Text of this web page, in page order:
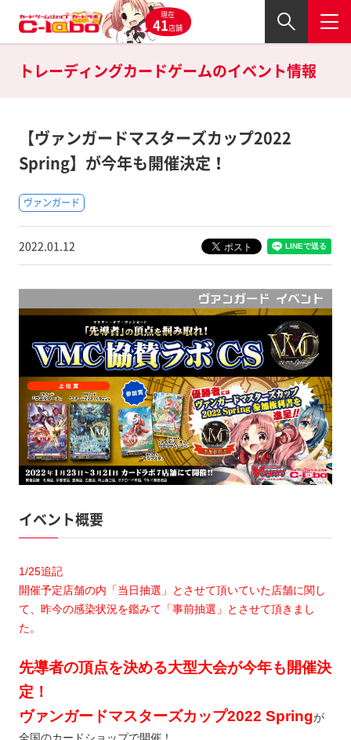
現在
41店舗
トレーディングカードゲームのイベント情報
【ヴァンガードマスターズカップ2022
Spring】が今年も開催決定！
ヴァンガード
2022.01.12
イベント概要
1/25追記
開催予定店舗の内「当日抽選」とさせて頂いていた店舗に関し
て、昨今の感染状況を鑑みて「事前抽選」とさせて頂きまし
た。
先導者の頂点を決める大型大会が今年も開催決
定！
ヴァンガードマスターズカップ2022 Springが
全国のカードショップで開催！